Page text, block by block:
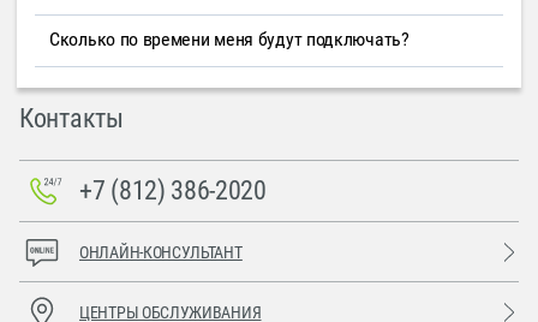
Сколько по времени меня будут подключать?
Контакты
+7 (812) 386-2020
ОНЛАЙН-КОНСУЛЬТАНТ
ЦЕНТРЫ ОБСЛУЖИВАНИЯ